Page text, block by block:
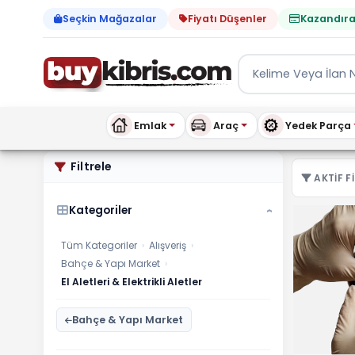
Seçkin Mağazalar Fiyatı Düşenler
Emlak Araç Yedek Parça
Bahçe & Yapı Market El
Filtrele
Kategoriler ›
Tüm Kategoriler › Alışveriş ›
Bahçe & Yapı Market ›
El Aletleri & Elektrikli Aletler
Bahçe & Yapı Market
AKTIF